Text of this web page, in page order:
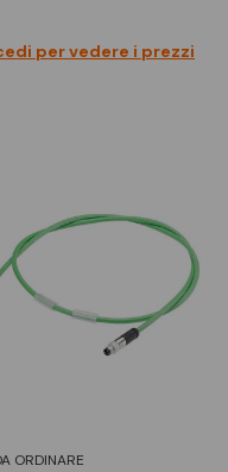
per vedere i prezzi
ORDINARE